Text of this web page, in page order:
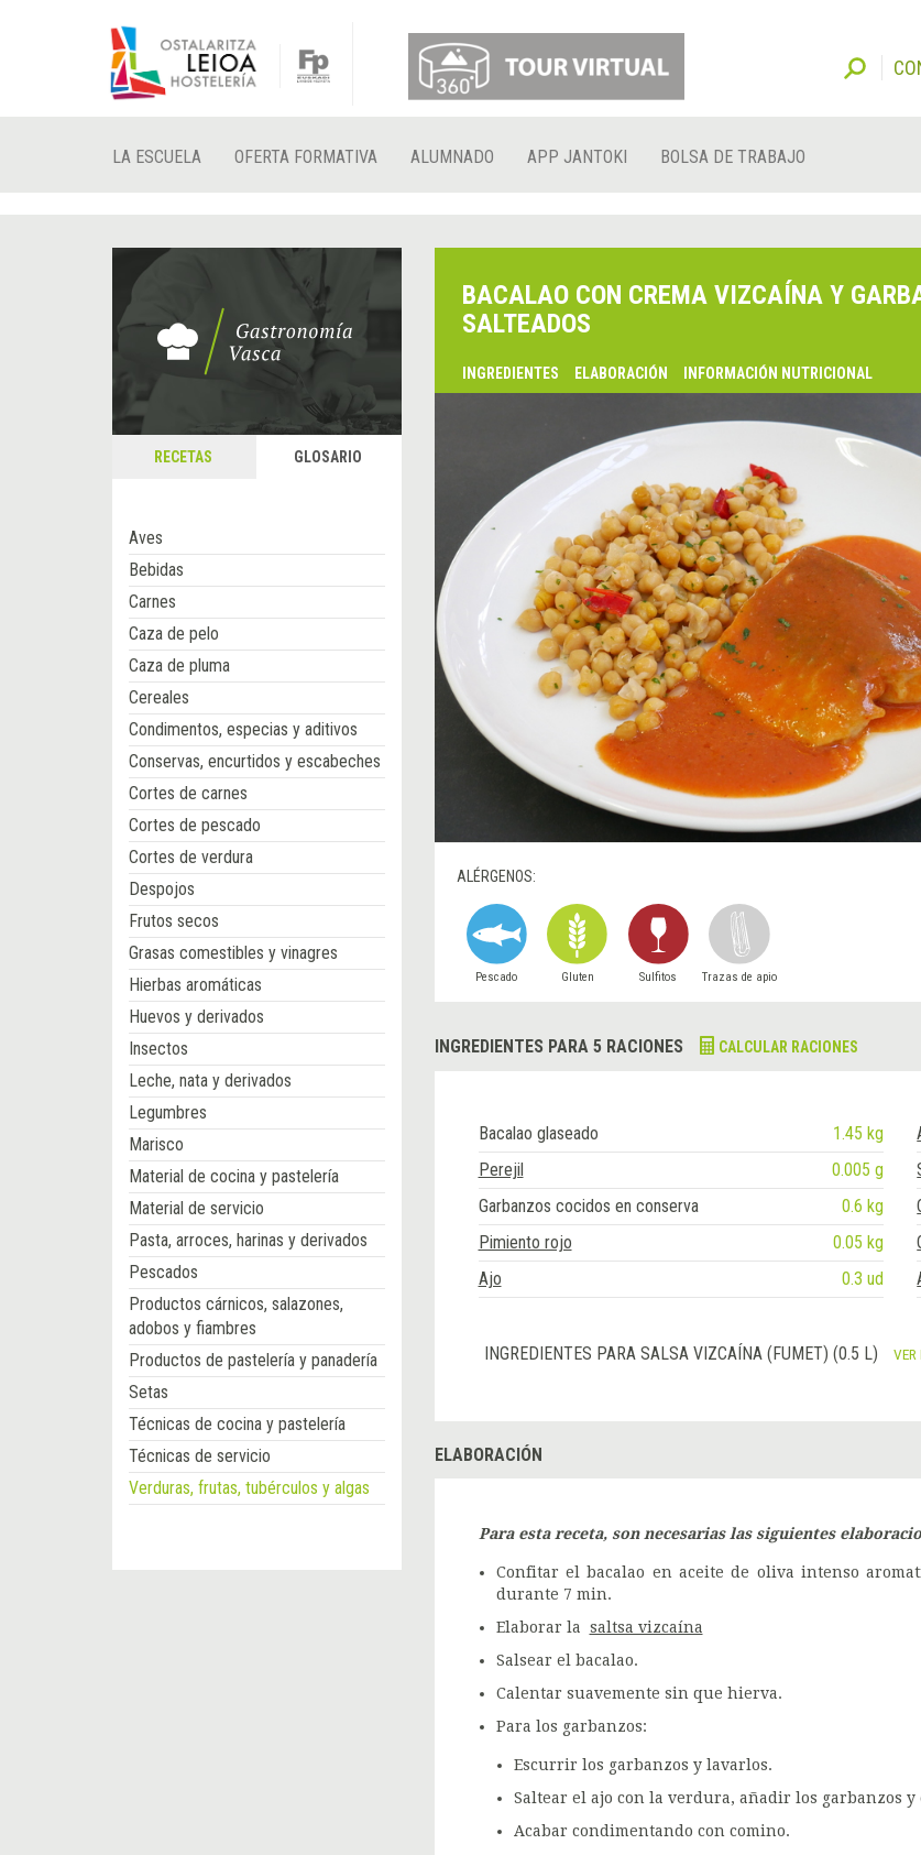
LA ESCUELA OFERTA FORMATIVA ALUMNADO APP JANTOKI BOLSA DE TRABAJO
RECETAS GLOSARIO
Aves
Bebidas
Carnes
Caza de pelo
Caza de pluma
Cereales
Condimentos, especias y aditivos
Conservas, encurtidos y escabeches
Cortes de carnes
Cortes de pescado
Cortes de verdura
Despojos
Frutos secos
Grasas comestibles y vinagres
Hierbas aromáticas
Huevos y derivados
Insectos
Leche, nata y derivados
Legumbres
Marisco
Material de cocina y pastelería
Material de servicio
Pasta, arroces, harinas y derivados
Pescados
Productos cárnicos, salazones,
adobos y fiambres
Productos de pastelería y panadería
Setas
Técnicas de cocina y pastelería
Técnicas de servicio
Verduras, frutas, tubérculos y algas
BACALAO CON CREMA VIZCAÍNA Y
SALTEADOS
INGREDIENTES ELABORACIÓN INFORMACIÓN NUTRICIONAL
ALÉRGENOS:
Pescado Gluten Sulfitos Trazas de apio
INGREDIENTES PARA 5 RACIONES CALCULAR RACIONES
Bacalao glaseado 1.45 kg
Perejil
0.005 g
Garbanzos cocidos en conserva
0.6 kg
Pimiento rojo
0.05 kg
Ajo
0.3 ud
INGREDIENTES PARA SALSA VIZCAÍNA (FUMET) (0.5 L) VER
ELABORACIÓN
Para esta receta, son necesarias las siguientes
Confitar el bacalao en aceite de oliva intenso
durante 7 min.
Elaborar la saltsa vizcaína
Salsear el bacalao.
Calentar suavemente sin que hierva.
Para los garbanzos:
Escurrir los garbanzos y lavarlos.
Saltear el ajo con la verdura, añadir los garbanzos y
Acabar condimentando con comino.